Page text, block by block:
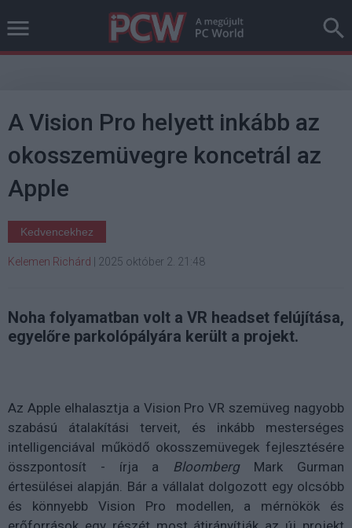
A Vision Pro helyett inkább az
okosszemüvegre koncetrál az
Apple
Kedvencekhez
Kelemen Richárd 2025 október 2. 21:48
Noha folyamatban volt a VR headset felújítása,
egyelőre parkolópályára került a projekt.
Az Apple elhalasztja a Vision Pro VR szemüveg nagyobb
szabású átalakítási terveit, és inkább mesterséges
intelligenciával működő okosszemüvegek fejlesztésére
összpontosít - írja a BloombergMark Gurman
értesülései alapján. Bár a vállalat dolgozott egy olcsóbb
és könnyebb Vision Pro modellen, a mérnökök és